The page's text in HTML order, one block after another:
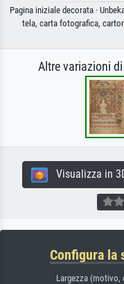
Pagina iniziale decorata ·
tela, carta fotografica,
Altre variazioni
Visualizza in
Configura la
Largezza (motivo,